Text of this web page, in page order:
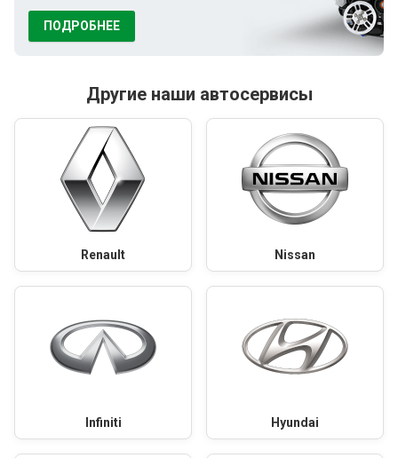
ПОДРОБНЕЕ
Другие наши автосервисы
Renault Nissan
Infiniti Hyundai